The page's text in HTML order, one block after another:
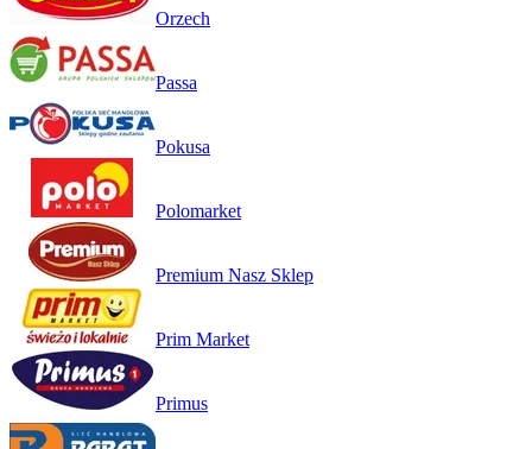
Orzech
Passa
Pokusa
Polomarket
Premium Nasz Sklep
Prim Market
Primus